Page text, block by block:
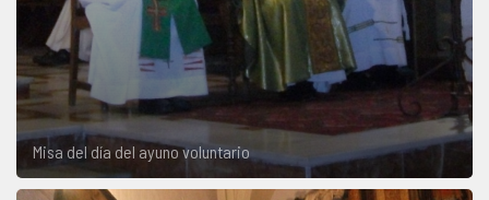
Misa del día del ayuno voluntario